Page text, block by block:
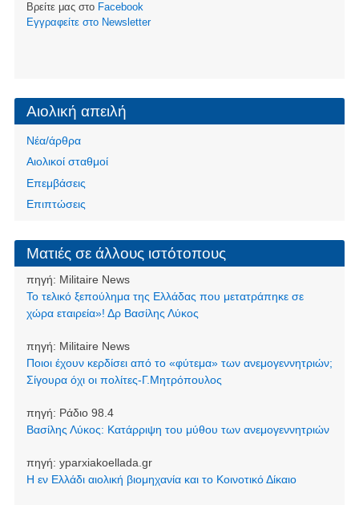
Βρείτε μας στο Facebook
Eγγραφείτε στο Newsletter
Αιολική απειλή
Νέα/άρθρα
Αιολικοί σταθμοί
Επεμβάσεις
Επιπτώσεις
Ματιές σε άλλους ιστότοπους
πηγή: Militaire News
Το τελικό ξεπούλημα της Ελλάδας που μετατράπηκε σε
χώρα εταιρεία»! Δρ Βασίλης Λύκος
πηγή: Militaire News
Ποιοι έχουν κερδίσει από το «φύτεμα» των ανεμογεννητριών;
Σίγουρα όχι οι πολίτες-Γ.Μητρόπουλος
πηγή: Ράδιο 98.4
Βασίλης Λύκος: Κατάρριψη του μύθου των ανεμογεννητριών
πηγή: yparxiakoellada.gr
Η εν Ελλάδι αιολική βιομηχανία και το Κοινοτικό Δίκαιο